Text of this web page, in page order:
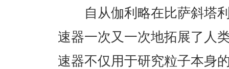
自从伽利略在比萨斜塔利
速器一次又一次地拓展了人
速器不仅用于研究粒子本身